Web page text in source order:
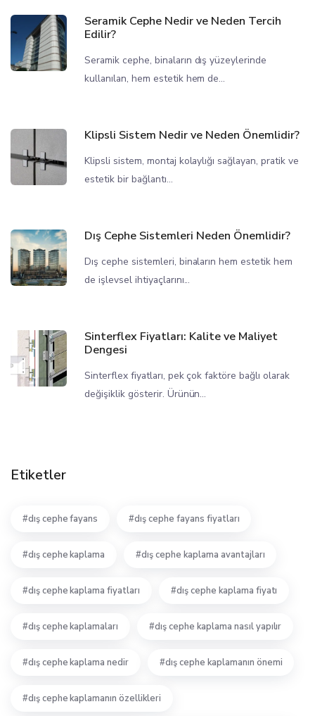
Seramik Cephe Nedir ve Neden Tercih
Edilir?
Seramik cephe, binaların dış yüzeylerinde
kullanılan, hem estetik hem de...
Klipsli Sistem Nedir ve Neden Önemlidir?
Klipsli sistem, montaj kolaylığı sağlayan, pratik ve
estetik bir bağlantı...
Dış Cephe Sistemleri Neden Önemlidir?
Dış cephe sistemleri, binaların hem estetik hem
de işlevsel ihtiyaçlarını...
Sinterflex Fiyatları: Kalite ve Maliyet
Dengesi
Sinterflex fiyatları, pek çok faktöre bağlı olarak
değişiklik gösterir. Ürünün...
Etiketler
dış cephe fayans dış cephe fayans fiyatları
dış cephe kaplama dış cephe kaplama avantajları
dış cephe kaplama fiyatları dış cephe kaplama fiyatı
dış cephe kaplamaları dış cephe kaplama nasıl yapılır
dış cephe kaplama nedir dış cephe kaplamanın önemi
dış cephe kaplamanın özellikleri